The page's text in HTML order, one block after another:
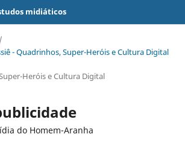
midiáticos
/
- Quadrinhos, Super-Heróis e Cultura Digital
Heróis e Cultura Digital
do Homem-Aranha